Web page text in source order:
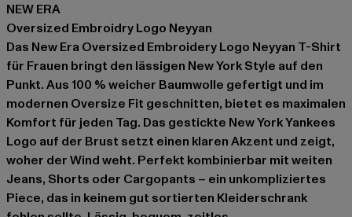
NEW ERA
Oversized Embroidry Logo Neyyan
Das New Era Oversized Embroidery Logo Neyyan T-Shirt
für Frauen bringt den lässigen New York Style auf den
Punkt. Aus 100 % weicher Baumwolle gefertigt und im
modernen Oversize Fit geschnitten, bietet es maximalen
Komfort für jeden Tag. Das gestickte New York Yankees
Logo auf der Brust setzt einen klaren Akzent und zeigt,
woher der Wind weht. Perfekt kombinierbar mit weiten
Jeans, Shorts oder Cargopants – ein unkompliziertes
Piece, das in keinem gut sortierten Kleiderschrank